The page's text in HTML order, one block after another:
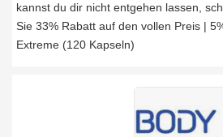
kannst du dir nicht entgehen lassen,
Sie 33% Rabatt auf den vollen Preis |
Extreme (120 Kapseln)